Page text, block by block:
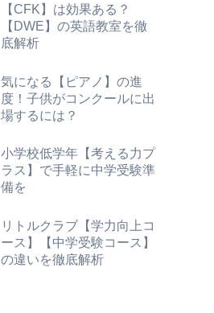
【CFK】は効果ある？
【DWE】の英語教室を徹
底解析
気になる【ピアノ】の進
度！子供がコンクールに出
場するには？
小学校低学年【考える力プ
ラス】で手軽に中学受験準
備を
リトルクラブ【学力向上コ
ース】【中学受験コース】
の違いを徹底解析